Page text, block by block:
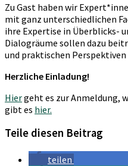
Zu Gast haben wir
mit ganz unterschiedlichen
ihre Expertise in Überblicks-
Dialogräume sollen dazu
und praktischen
Herzliche Einladung!
Hiergeht es zur Anmeldung,
gibt es hier.
Teile diesen Beitrag
teilen